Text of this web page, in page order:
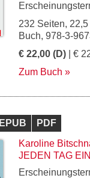
232 Seiten,
Buch, 978-3-
€ 22,00 (D) | €
Zum Buch
EPUB
PDF
Karoline
JEDEN TAG